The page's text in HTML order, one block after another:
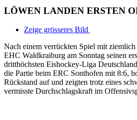
LÖWEN LANDEN ERSTEN
Zeige grösseres Bild
Nach einem verrückten Spiel mit
EHC Waldkraiburg am Sonntag seinen
dritthöchsten Eishockey-Liga
die Partie beim ERC Sonthofen mit 8:6,
Rückstand auf und zeigten trotz eines
vermisste Durchschlagskraft im